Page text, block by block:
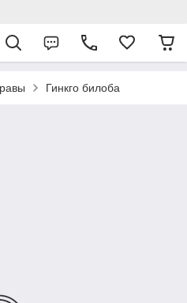
Гинкго билоба